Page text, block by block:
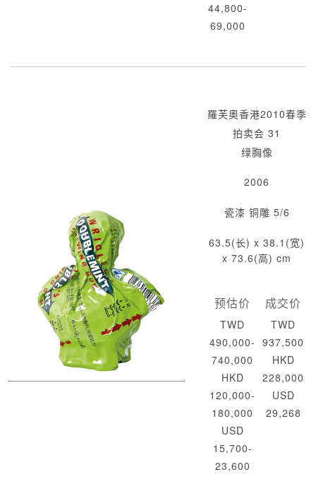
44,800-
69,000
羅芙奧香港2010春季
拍卖会 31
绿胸像
2006
瓷漆 铜雕 5/6
63.5(长) x 38.1(宽)
x 73.6(高) cm
预估价
TWD
490,000-
740,000
HKD
120,000-
180,000
USD
15,700-
23,600
成交价
TWD
937,500
HKD
228,000
USD
29,268